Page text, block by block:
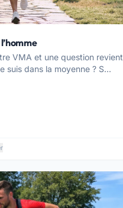
VMA et une question revient
suis dans la moyenne ? S...